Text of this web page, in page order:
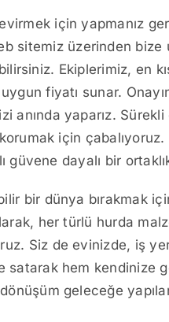
için yapmanız
sitemiz üzerinden
Ekiplerimiz, en
fiyatı sunar.
anında yaparız.
için çabalıyoruz.
güvene dayalı bir
bir dünya bırakmak
her türlü hurda
Siz de evinizde, iş
satarak hem kendinize
geleceğe